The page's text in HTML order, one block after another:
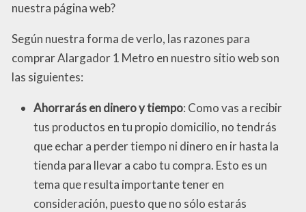
nuestra página web?
Según nuestra forma de verlo, las razones para
comprar Alargador 1 Metro en nuestro sitio web son
las siguientes:
Ahorrarás en dinero y tiempo: Como vas a recibir
tus productos en tu propio domicilio, no tendrás
que echar a perder tiempo ni dinero en ir hasta la
tienda para llevar a cabo tu compra. Esto es un
tema que resulta importante tener en
consideración, puesto que no sólo estarás